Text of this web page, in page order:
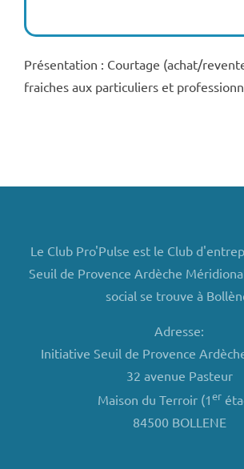
Présentation : Courtage (achat/
fraiches aux particuliers et
Le Club Pro'Pulse est le Club
Seuil de Provence Ardèche
social se trouve à
Adresse:
Initiative Seuil de Provence
32 avenue Pasteur
Maison du Terroir (1er
84500 BOLLENE